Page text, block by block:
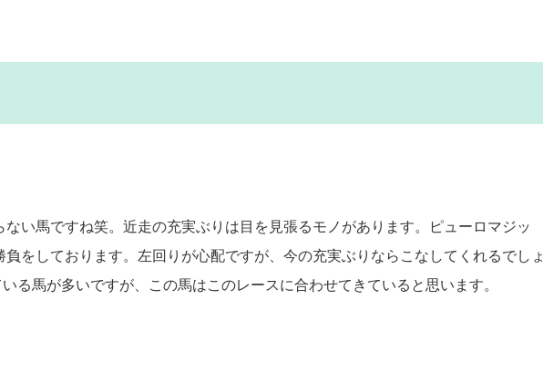
い馬ですね笑。近走の充実ぶりは目を見張るモノがあります。ピューロマジッ
をしております。左回りが心配ですが、今の充実ぶりならこなしてくれるでしょ
る馬が多いですが、この馬はこのレースに合わせてきていると思います。